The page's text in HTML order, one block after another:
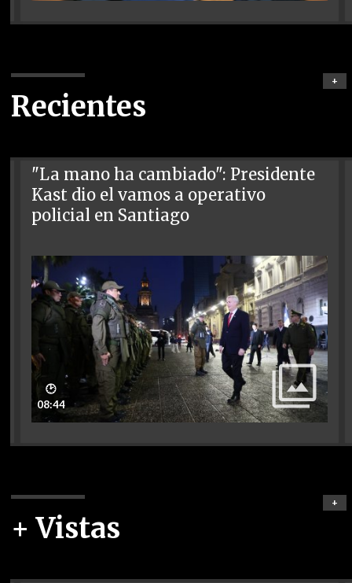
Recientes
+
"La mano ha cambiado": Presidente
Kast dio el vamos a operativo
policial en Santiago
🕑
08:44
+ Vistas
+